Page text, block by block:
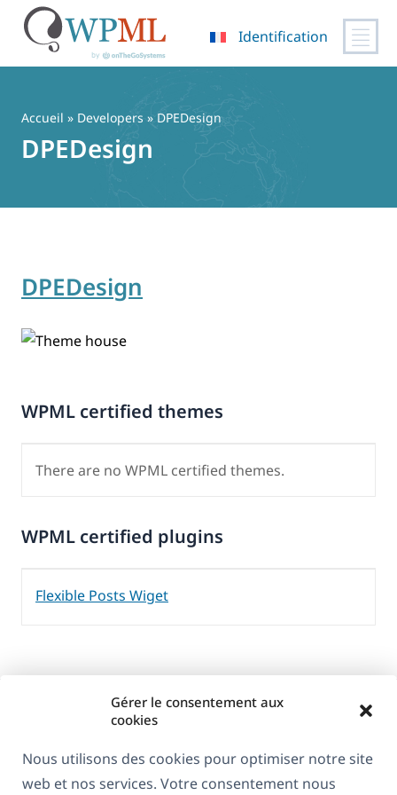
Gérer le consentement aux
cookies
Nous utilisons des cookies pour optimiser notre site
web et nos services. Votre consentement nous
contenu
Identification
Accueil » Developers » DPEDesign
DPEDesign
DPEDesign
WPML certified themes
There are no WPML certified themes.
WPML certified plugins
Flexible Posts Wiget